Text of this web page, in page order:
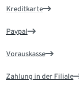
Kreditkarte
Paypal
Vorauskasse
Zahlung in der Filiale